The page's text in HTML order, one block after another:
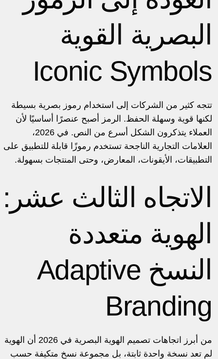
البصرية القوية
Iconic Symbols
تتجه كثير من الشركات إلى استخدام رموز بصرية بسيطة
لكنها قوية وسهلة الحفظ. الرمز أصبح عنصرًا أساسيًا لأن
العملاء يتذكرون الشكل أسرع من النص. في 2026،
العلامات التجارية الناجحة تستخدم رموزًا قابلة للتطبيق على
التطبيقات، الأيقونات، المعارض، وحتى المنتجات بسهولة.
الاتجاه الثالث عشر:
الهوية متعددة
النسخ Adaptive
Branding
من أبرز اتجاهات تصميم الهوية البصرية في 2026 أن الهوية
لم تعد نسخة واحدة ثابتة، بل مجموعة نسخ متكيفة حسب